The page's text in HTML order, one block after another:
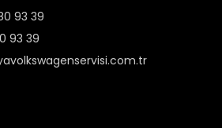
93 39
93 39